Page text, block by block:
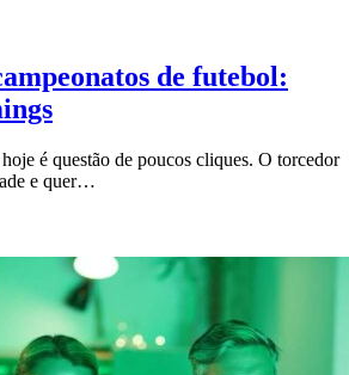
de futebol:
é questão de poucos cliques. O torcedor
e quer…